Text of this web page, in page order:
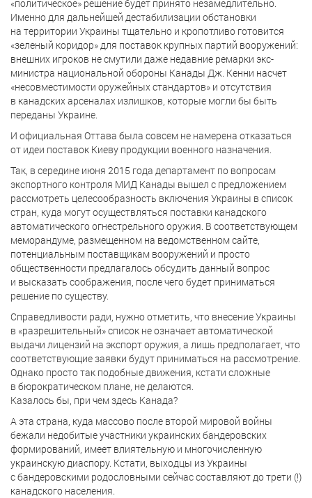
«политическое» решение будет принято незамедлительно.
Именно для дальнейшей дестабилизации обстановки
на территории Украины тщательно и кропотливо готовится
«зеленый коридор» для поставок крупных партий вооружений:
внешних игроков не смутили даже недавние ремарки экс-
министра национальной обороны Канады Дж. Кенни насчет
«несовместимости оружейных стандартов» и отсутствия
в канадских арсеналах излишков, которые могли бы быть
переданы Украине.
И официальная Оттава была совсем не намерена отказаться
от идеи поставок Киеву продукции военного назначения.
Так, в середине июня 2015 года департамент по вопросам
экспортного контроля МИД Канады вышел с предложением
рассмотреть целесообразность включения Украины в список
стран, куда могут осуществляться поставки канадского
автоматического огнестрельного оружия. В соответствующем
меморандуме, размещенном на ведомственном сайте,
потенциальным поставщикам вооружений и просто
общественности предлагалось обсудить данный вопрос
и высказать соображения, после чего будет приниматься
решение по существу.
Справедливости ради, нужно отметить, что внесение Украины
в «разрешительный» список не означает автоматической
выдачи лицензий на экспорт оружия, а лишь предполагает, что
соответствующие заявки будут приниматься на рассмотрение.
Однако просто так подобные движения, кстати сложные
в бюрократическом плане, не делаются.
Казалось бы, при чем здесь Канада?
А эта страна, куда массово после второй мировой войны
бежали недобитые участники украинских бандеровских
формирований, имеет влиятельную и многочисленную
украинскую диаспору. Кстати, выходцы из Украины
с бандеровскими родословными сейчас составляют до трети (!)
канадского населения.